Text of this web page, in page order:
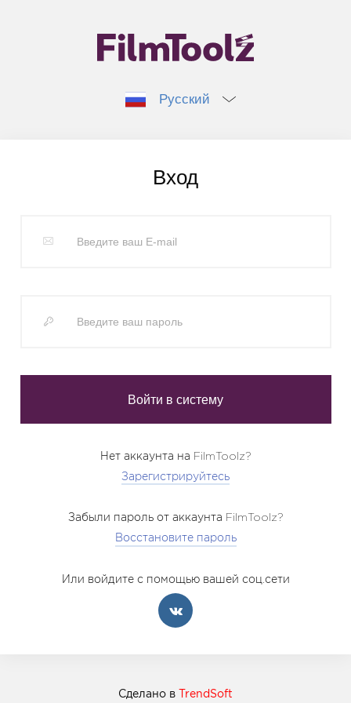
Русский
Вход
Нет аккаунта на FilmToolz?
Зарегистрируйтесь
Забыли пароль от аккаунта FilmToolz?
Восстановите пароль
Или войдите с помощью вашей соц.сети
Сделано в TrendSoft